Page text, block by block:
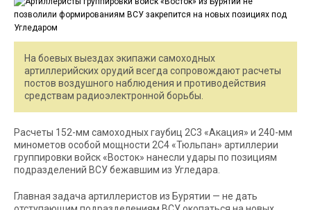
На боевых выездах экипажи самоходных
артиллерийских орудий всегда сопровождают расчеты
постов воздушного наблюдения и противодействия
средствам радиоэлектронной борьбы.
Расчеты 152-мм самоходных гаубиц 2С3 «Акация» и 240-мм
минометов особой мощности 2С4 «Тюльпан» артиллерии
группировки войск «Восток» нанесли удары по позициям
подразделений ВСУ бежавшим из Угледара.
Главная задача артиллеристов из Бурятии — не дать